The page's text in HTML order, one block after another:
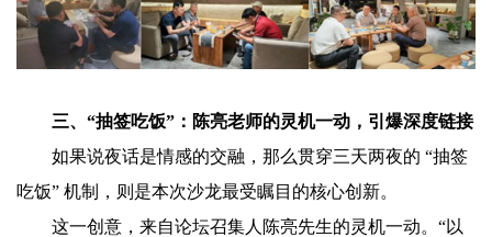
三、“抽签吃饭”：陈亮老师的灵机一动，引爆深度链接
如果说夜话是情感的交融，那么贯穿三天两夜的 “抽签
吃饭” 机制，则是本次沙龙最受瞩目的核心创新。
这一创意，来自论坛召集人陈亮先生的灵机一动。“以